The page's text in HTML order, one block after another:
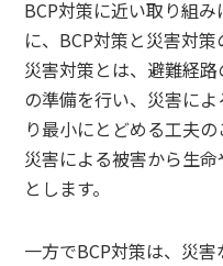
BCP対策に近い取り組
に、BCP対策と災害対策
災害対策とは、避難経
の準備を行い、災害に
り最小にとどめる工夫の
災害による被害から生
とします。
一方でBCP対策は、災